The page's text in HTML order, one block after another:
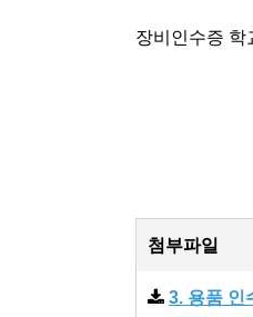
장비인수증 학
첨부파일
3. 용품 인